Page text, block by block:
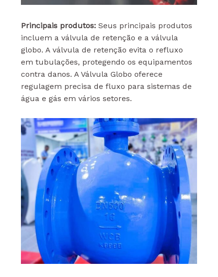
Principais produtos:Seus principais produtos
incluem a válvula de retenção e a válvula
globo. A válvula de retenção evita o refluxo
em tubulações, protegendo os equipamentos
contra danos. A Válvula Globo oferece
regulagem precisa de fluxo para sistemas de
água e gás em vários setores.